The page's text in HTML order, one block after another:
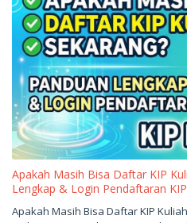
Apakah Masih Bisa Daftar KIP
Lengkap & Login Pendaftaran
Mei
Apakah Masih Bisa Daftar KIP